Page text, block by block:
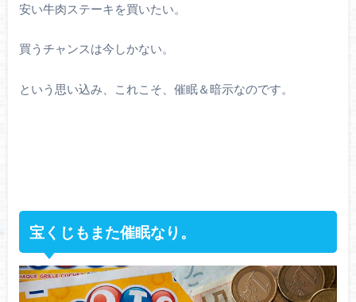
安い牛肉ステーキを買いたい。
買うチャンスは今しかない。
という思い込み、これこそ、催眠＆暗示なのです。
宝くじもまた催眠なり。